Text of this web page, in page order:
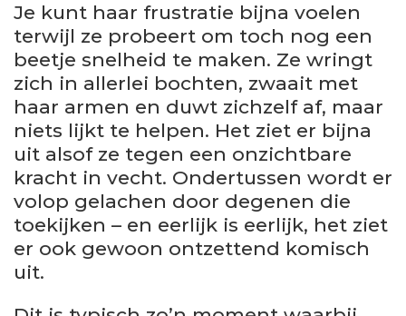
Je kunt haar frustratie bijna voelen
terwijl ze probeert om toch nog een
beetje snelheid te maken. Ze wringt
zich in allerlei bochten, zwaait met
haar armen en duwt zichzelf af, maar
niets lijkt te helpen. Het ziet er bijna
uit alsof ze tegen een onzichtbare
kracht in vecht. Ondertussen wordt er
volop gelachen door degenen die
toekijken – en eerlijk is eerlijk, het ziet
er ook gewoon ontzettend komisch
uit.